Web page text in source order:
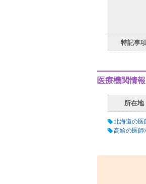
特記事項
医療機関情報
所在地
北海道の医
高給の医師